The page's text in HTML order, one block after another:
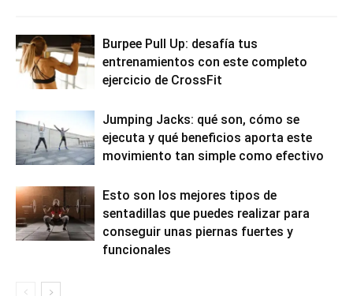
Burpee Pull Up: desafía tus
entrenamientos con este completo
ejercicio de CrossFit
Jumping Jacks: qué son, cómo se
ejecuta y qué beneficios aporta este
movimiento tan simple como efectivo
Esto son los mejores tipos de
sentadillas que puedes realizar para
conseguir unas piernas fuertes y
funcionales